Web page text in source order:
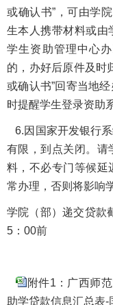
或确认书”，可由学
生本人携带材料或由
学生资助管理中心
的，办好后原件及时
或确认书”回寄当地
时提醒学生登录资助
6.因国家开发银行
有限，到点关闭。请
料，不必专门等候延
常办理，否则将影响
学院（部）递交贷款
5：00前
附件1：广西师
助学贷款信息汇总表-